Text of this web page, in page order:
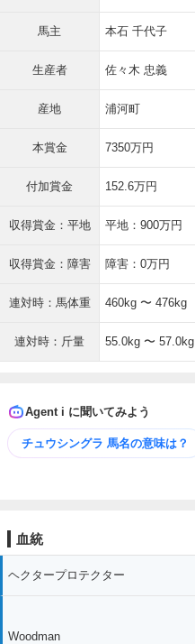
馬主 本石 千代子
生産者 佐々木 忠義
産地 浦河町
本賞金 7350万円
付加賞金 152.6万円
収得賞金：平地 平地：900万円
収得賞金：障害 障害：0万円
連対時：馬体重 460kg 〜 476kg
連対時：斤量 55.0kg 〜 57.0kg
Agent i に聞いてみよう
チュウシングラ 馬名の意味は？
血統
ヘクタープロテクター
Woodman